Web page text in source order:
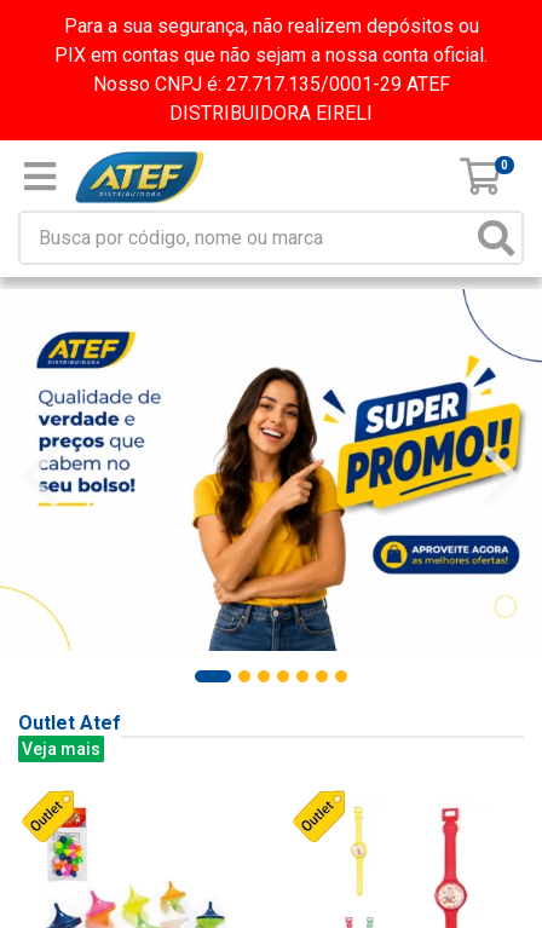
Para a sua segurança, não realizem depósitos ou
PIX em contas que não sejam a nossa conta oficial.
Nosso CNPJ é: 27.717.135/0001-29 ATEF
DISTRIBUIDORA EIRELI
0
Outlet Atef
Veja mais